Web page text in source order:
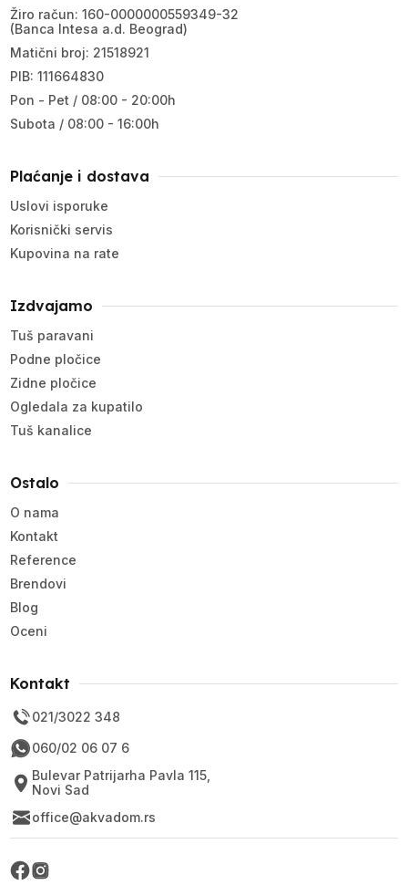
Žiro račun: 160-0000000559349-32
(Banca Intesa a.d. Beograd)
Matični broj: 21518921
PIB: 111664830
Pon - Pet / 08:00 - 20:00h
Subota / 08:00 - 16:00h
Plaćanje i dostava
Uslovi isporuke
Korisnički servis
Kupovina na rate
Izdvajamo
Tuš paravani
Podne pločice
Zidne pločice
Ogledala za kupatilo
Tuš kanalice
Ostalo
O nama
Kontakt
Reference
Brendovi
Blog
Oceni
Kontakt
021/3022 348
060/02 06 07 6
Bulevar Patrijarha Pavla 115,
Novi Sad
office@akvadom.rs